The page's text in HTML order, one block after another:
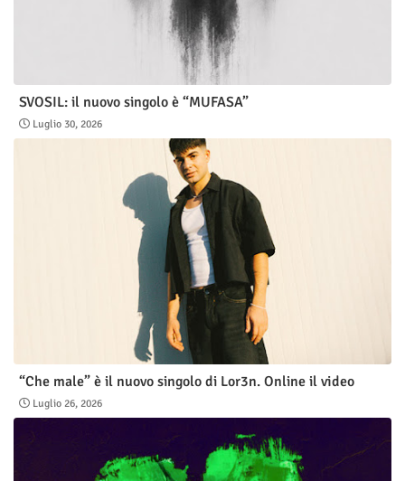
SVOSIL: il nuovo singolo è “MUFASA”
Luglio 30, 2026
“Che male” è il nuovo singolo di Lor3n. Online il video
Luglio 26, 2026